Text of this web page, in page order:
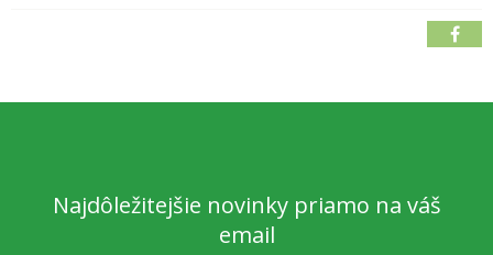
Najdôležitejšie novinky priamo na váš
email